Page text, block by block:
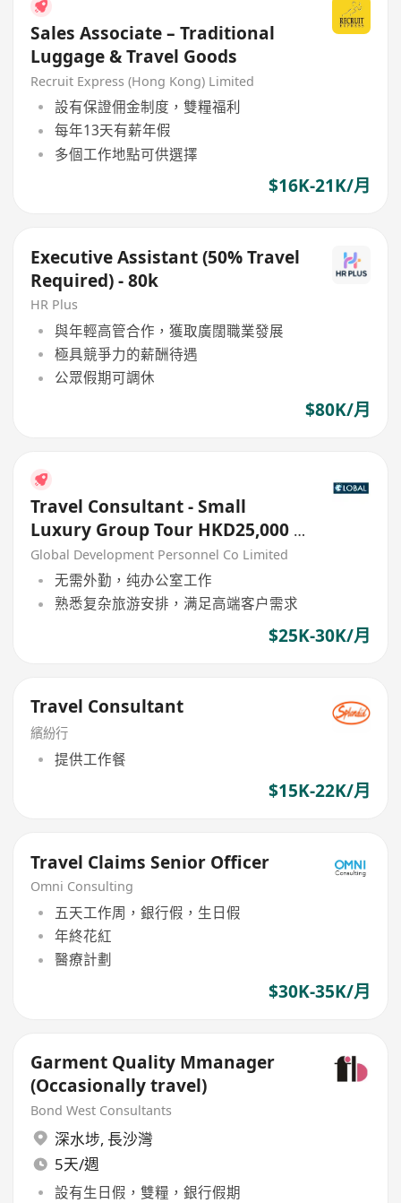
Sales Associate – Traditional
Luggage & Travel Goods
Recruit Express (Hong Kong) Limited
設有保證佣金制度，雙糧福利
每年13天有薪年假
多個工作地點可供選擇
$16K-21K/月
Executive Assistant (50% Travel
Required) - 80k
HR Plus
與年輕高管合作，獲取廣闊職業發展
極具競爭力的薪酬待遇
公眾假期可調休
$80K/月
Travel Consultant - Small
Luxury Group Tour HKD25,000 -
30,000
Global Development Personnel Co Limited
无需外勤，纯办公室工作
熟悉复杂旅游安排，满足高端客户需求
$25K-30K/月
Travel Consultant
繽紛行
提供工作餐
$15K-22K/月
Travel Claims Senior Officer
Omni Consulting
五天工作周，銀行假，生日假
年終花紅
醫療計劃
$30K-35K/月
Garment Quality Mmanager
(Occasionally travel)
Bond West Consultants
深水埗, 長沙灣
5天/週
設有生日假，雙糧，銀行假期